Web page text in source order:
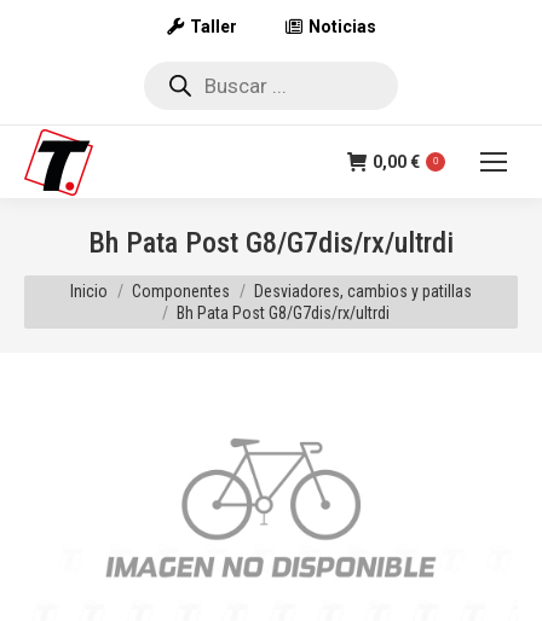
Taller Noticias
Búsqueda
0,00€ 0
Bh Pata Post G8/G7dis/rx/ultrdi
Estás aquí:
Inicio Componentes
Desviadores, cambios y patillas
Bh Pata Post G8/G7dis/rx/ultrdi